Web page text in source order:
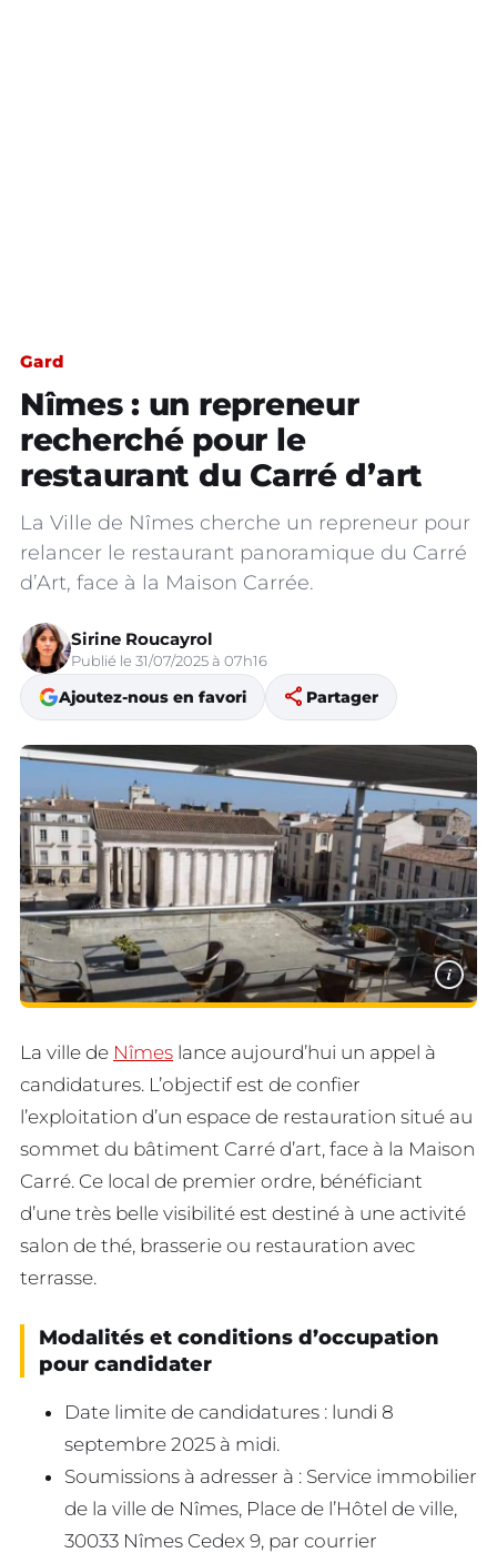
Gard
Nîmes : un repreneur
recherché pour le
restaurant du Carré d’art
La Ville de Nîmes cherche un repreneur pour
relancer le restaurant panoramique du Carré
d’Art, face à la Maison Carrée.
Sirine Roucayrol
Publié le 31/07/2025 à 07h16
Ajoutez-nous en favori share Partager
i
La ville de Nîmes lance aujourd’hui un appel à
candidatures. L’objectif est de confier
l’exploitation d’un espace de restauration situé au
sommet du bâtiment Carré d’art, face à la Maison
Carré. Ce local de premier ordre, bénéficiant
d’une très belle visibilité est destiné à une activité
salon de thé, brasserie ou restauration avec
terrasse.
Modalités et conditions d’occupation
pour candidater
Date limite de candidatures : lundi 8
septembre 2025 à midi.
Soumissions à adresser à : Service immobilier
de la ville de Nîmes, Place de l’Hôtel de ville,
30033 Nîmes Cedex 9, par courrier